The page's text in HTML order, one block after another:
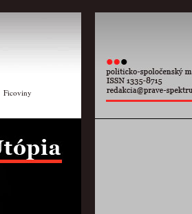
Ficoviny